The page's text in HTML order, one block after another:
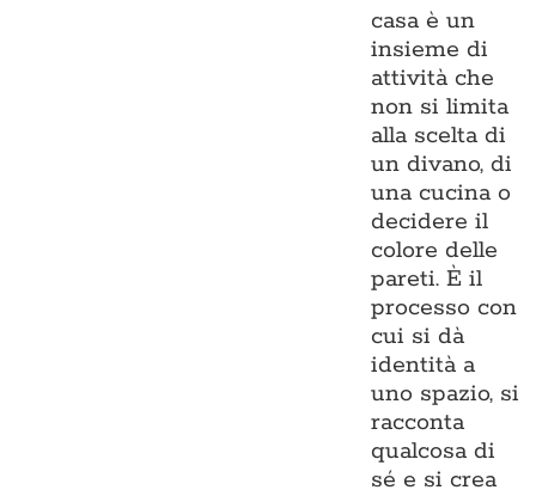
casa è un
insieme di
attività che
non si limita
alla scelta di
un divano, di
una cucina o
decidere il
colore delle
pareti. È il
processo con
cui si dà
identità a
uno spazio, si
racconta
qualcosa di
sé e si crea